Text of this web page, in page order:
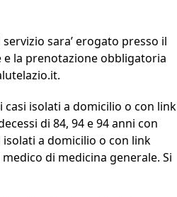
sara’ erogato presso il
e la prenotazione obbligatoria
casi isolati a domicilio o con link
di 84, 94 e 94 anni con
isolati a domicilio o con link
di medicina generale. Si